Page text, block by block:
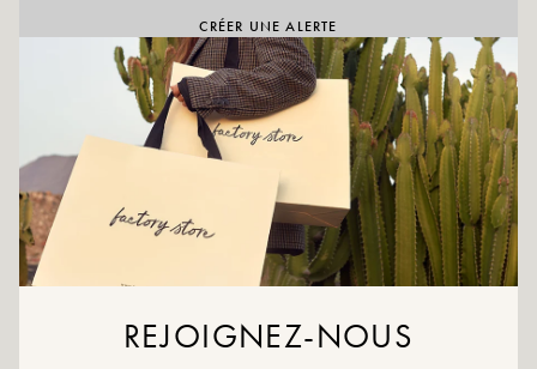
CRÉER UNE ALERTE
AAN WENSLIJST TOEVOEGEN
Zwarte hoge laars van imitatieleer met een dikke noppenzool die
comfort en stijl combineert. Een gedurfde stijl die gemakkelijk te
combineren is met je herfst-winteroutfits.
Kleuren: Zwart
Buitenmateriaal: synthetisch
Binnenzool: textiel
Hakhoogte: 4,5 cmREJOIGNEZ-NOUS